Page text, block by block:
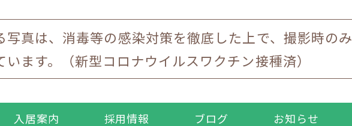
写真は、消毒等の感染対策を徹底した上で、撮影時のみ
います。（新型コロナウイルスワクチン接種済）
入居案内 採用情報 ブログ お知らせ